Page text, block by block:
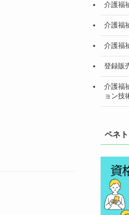
介護福
介護福
介護福
登録販
介護福
ョン技
ペネ